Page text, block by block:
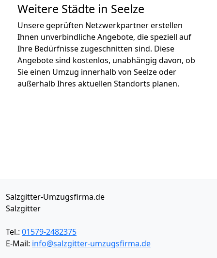
Weitere Städte in Seelze
Unsere geprüften Netzwerkpartner erstellen
Ihnen unverbindliche Angebote, die speziell auf
Ihre Bedürfnisse zugeschnitten sind. Diese
Angebote sind kostenlos, unabhängig davon, ob
Sie einen Umzug innerhalb von Seelze oder
außerhalb Ihres aktuellen Standorts planen.
Salzgitter-Umzugsfirma.de
Salzgitter
Tel.: 01579-2482375
E-Mail: info@salzgitter-umzugsfirma.de